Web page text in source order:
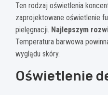
Ten rodzaj oświetlenia
zaprojektowane oświetlenie
pielęgnacji. Najlepszym
Temperatura barwowa
wyglądu skóry.
Oświetlenie